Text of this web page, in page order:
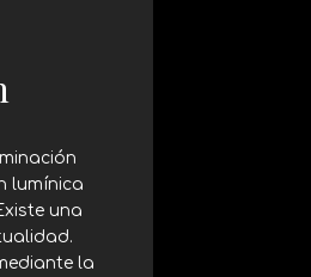
lumínica
una
la